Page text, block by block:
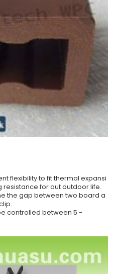
flexibility to fit thermal expansi
for out outdoor life.
the gap between two board a
controlled between 5 -